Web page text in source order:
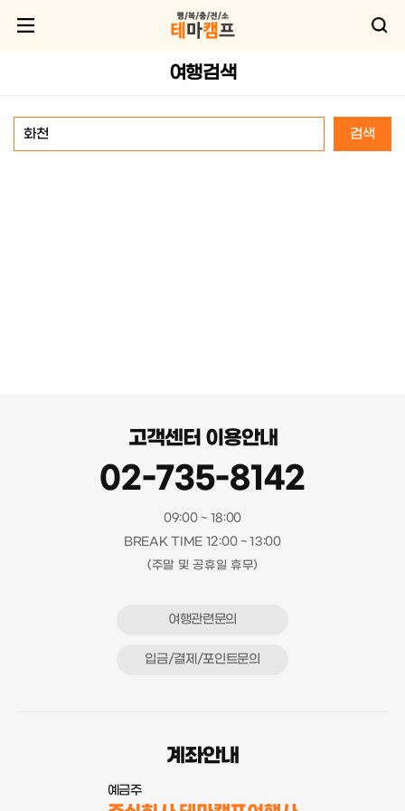
여행검색
검색
고객센터 이용안내
02-735-8142
09:00 ~ 18:00
BREAK TIME 12:00 ~ 13:00
(주말 및 공휴일 휴무)
여행관련문의
입금/결제/포인트문의
계좌안내
예금주